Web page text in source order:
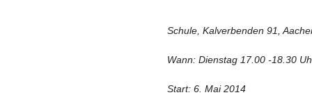
Schule, Kalverbenden 91,
Wann: Dienstag 17.00 -18.30
Start: 6. Mai 2014